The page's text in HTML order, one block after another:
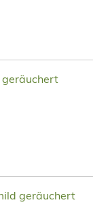
geräuchert